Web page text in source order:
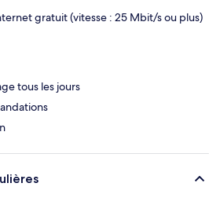
gratuit (vitesse : 25 Mbit/s ou plus)
tous les jours